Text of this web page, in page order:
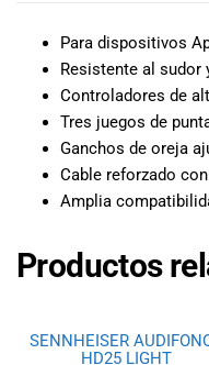
Para dispositivos
Resistente al sudor
Controladores de
Tres juegos de
Ganchos de oreja
Cable reforzado
Amplia
Productos
SENNHEISER
HD25 LIGHT